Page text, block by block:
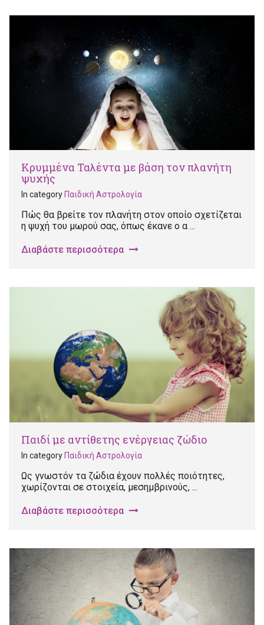
Κρυμμένα Ταλέντα με βάση τον πλανήτη
ψυχής
In category Παιδική Αστρολογία
Πώς θα βρείτε τον πλανήτη στον οποίο σχετίζεται
η ψυχή του μωρού σας, όπως έκανε ο α ...
Διαβάστε περισσότερα
Παιδί με αντίθετης ενέργειας ζώδιο
In category Παιδική Αστρολογία
Ως γνωστόν τα ζώδια έχουν πολλές ποιότητες,
χωρίζονται σε στοιχεία, μεσημβρινούς, ...
Διαβάστε περισσότερα